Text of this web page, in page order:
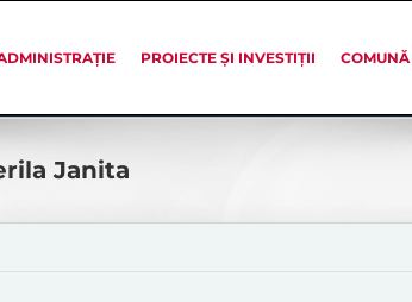
PROIECTE ȘI INVESTIȚII COMUNĂ
Janita